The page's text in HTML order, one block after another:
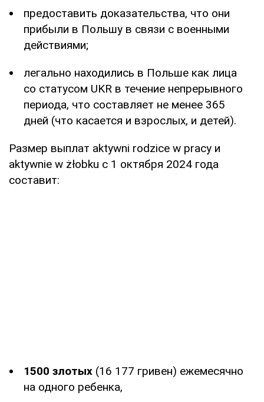
предоставить доказательства, что они
прибыли в Польшу в связи с военными
действиями;
легально находились в Польше как лица
со статусом UKR в течение непрерывного
периода, что составляет не менее 365
дней (что касается и взрослых, и детей).
Размер выплат aktywni rodzice w pracy и
aktywnie w żłobku с 1 октября 2024 года
составит:
1500 злотых (16 177 гривен) ежемесячно
на одного ребенка,